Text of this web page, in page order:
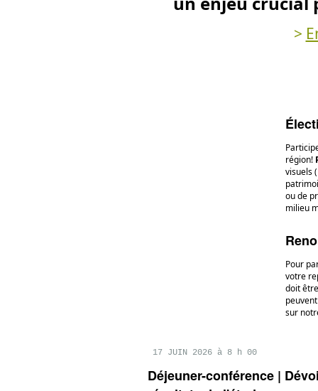
>
région!
visuels
ou de
milieu
Pour
votre
doit
sur
17 JUIN 2026 à 8 h 00
Déjeuner-conférence |